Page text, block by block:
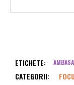
ETICHETE:
CATEGORII: